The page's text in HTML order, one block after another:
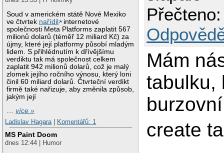
Soud v americkém státě Nové Mexiko
ve čtvrtek nařídil
internetové
společnosti Meta Platforms zaplatit 567
milionů dolarů (téměř 12 miliard Kč) za
újmy, které její platformy působí mladým
lidem. S přihlédnutím k dřívějšímu
verdiktu tak má společnost celkem
zaplatit 942 milionů dolarů, což je malý
zlomek jejího ročního výnosu, který loni
činil 60 miliard dolarů. Čtvrteční verdikt
firmě také nařizuje, aby změnila způsob,
jakým její
…více »
Ladislav Hagara
Komentářů: 1
MS Paint Doom
dnes 12:44 | Humor
Mám
tabulku,
create